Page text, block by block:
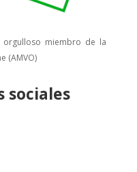
orgulloso miembro de la
(AMVO)
sociales